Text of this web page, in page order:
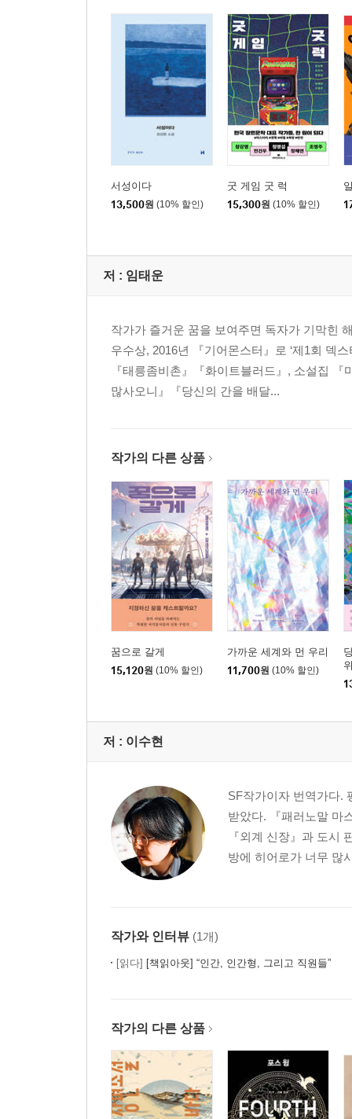
서성이다
13,500원 (10% 할인)
굿 게임 굿 럭
15,300원 (10% 할인)
저 : 임태운
작가가 즐거운 꿈을 보여주면 독자가 기막힌
우수상, 2016년 『기어몬스터』로 ‘제1회 덱
『태릉좀비촌』『화이트블러드』, 소설집
많사오니』『당신의 간을 배달...
작가의 다른 상품
꿈으로 갈게
15,120원 (10% 할인)
가까운 세계와 먼 우리
11,700원 (10% 할인)
저 : 이수현
SF작가이자 번역가다.
받았다. 『패러노말 마
『외계 신장』과 도시
방에 히어로가 너무 많
작가와 인터뷰 (1개)
[읽다] [책읽아웃] “인간, 인간형, 그리고 직원들”
작가의 다른 상품